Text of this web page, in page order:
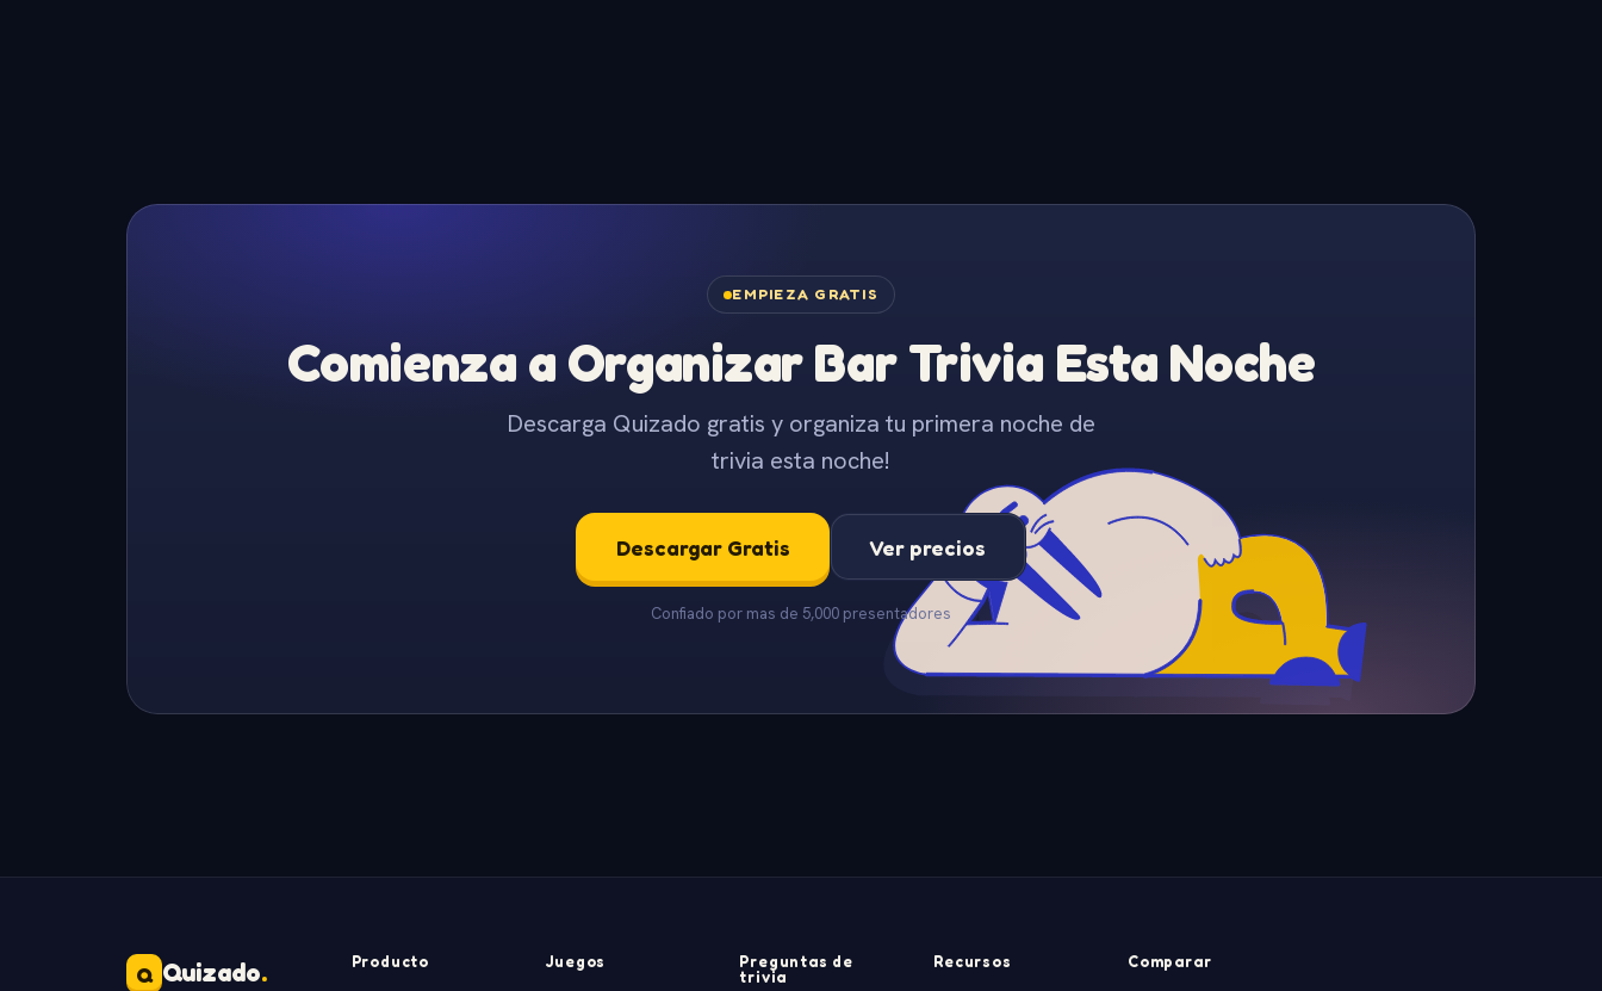
EMPIEZA GRATIS
Comienza a Organizar Bar Trivia Esta Noche
Descarga Quizado gratis y organiza tu primera noche de
trivia esta noche!
Descargar Gratis Ver precios
Confiado por mas de 5,000 presentadores
Q Quizado. Producto Juegos
Preguntas de
trivia
Recursos Comparar